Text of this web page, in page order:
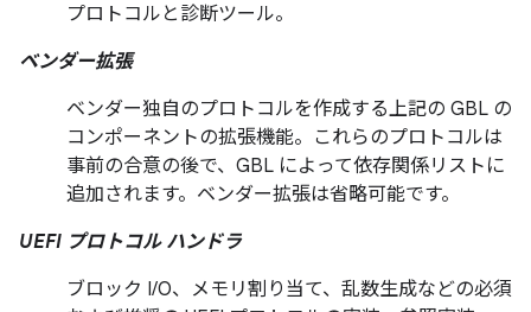
プロトコルと診断ツール。
ベンダー拡張
ベンダー独自のプロトコルを作成する上記の GBL の
コンポーネントの拡張機能。これらのプロトコルは
事前の合意の後で、GBL によって依存関係リストに
追加されます。ベンダー拡張は省略可能です。
UEFI プロトコル ハンドラ
ブロック I/O、メモリ割り当て、乱数生成などの必須